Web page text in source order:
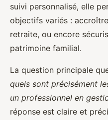
suivi personnalisé, elle
objectifs variés :
retraite, ou encore
patrimoine familial.
La question principale
quels sont précisément
un professionnel en
réponse est claire et